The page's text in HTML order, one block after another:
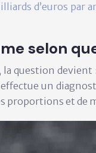
d’euros par
selon
question
un
proportions et de